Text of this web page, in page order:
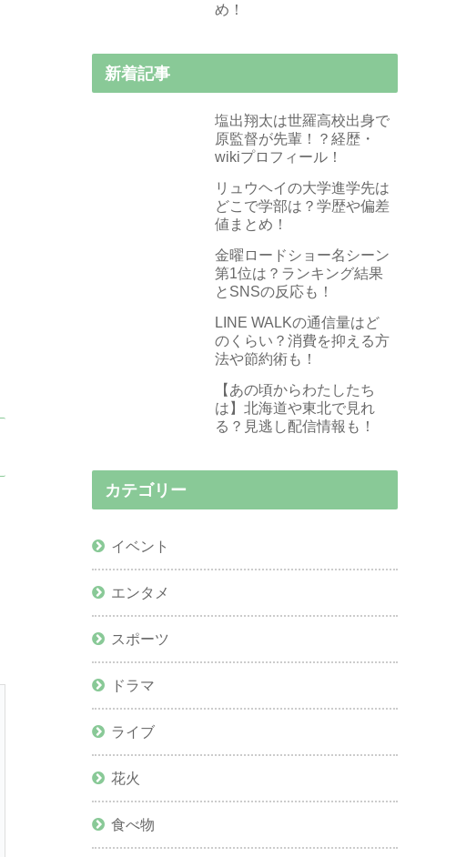
め！
新着記事
塩出翔太は世羅高校出身で
原監督が先輩！？経歴・
wikiプロフィール！
リュウヘイの大学進学先は
どこで学部は？学歴や偏差
値まとめ！
金曜ロードショー名シーン
第1位は？ランキング結果
とSNSの反応も！
LINE WALKの通信量はど
のくらい？消費を抑える方
法や節約術も！
【あの頃からわたしたち
は】北海道や東北で見れ
る？見逃し配信情報も！
カテゴリー
イベント
エンタメ
スポーツ
ドラマ
ライブ
花火
食べ物